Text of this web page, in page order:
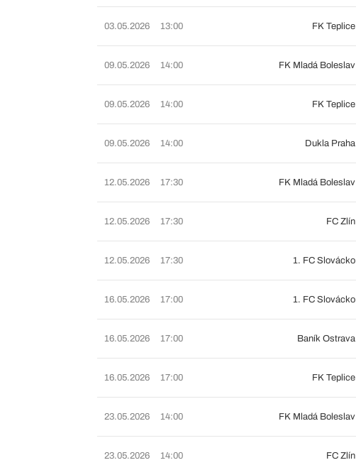
03.05.2026 13:00 FK Teplice
09.05.2026 14:00 FK Mladá Boleslav
09.05.2026 14:00 FK Teplice
09.05.2026 14:00 Dukla Praha
12.05.2026 17:30 FK Mladá Boleslav
12.05.2026 17:30 FC Zlín
12.05.2026 17:30 1. FC Slovácko
16.05.2026 17:00 1. FC Slovácko
16.05.2026 17:00 Baník Ostrava
16.05.2026 17:00 FK Teplice
23.05.2026 14:00 FK Mladá Boleslav
23.05.2026 14:00 FC Zlín